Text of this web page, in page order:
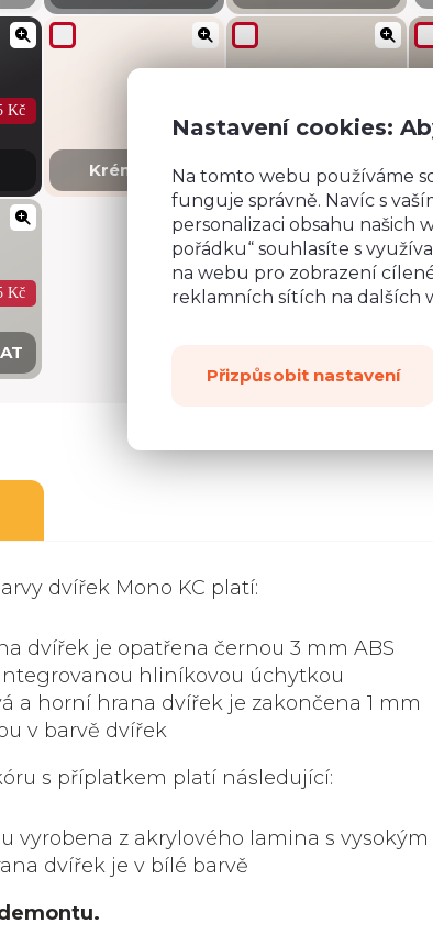
Kč
Krém MAT Kašmír MAT
Kč
dvířek Mono KC platí:
dvířek je opatřena černou 3 mm ABS
hliníkovou úchytkou
a horní hrana dvířek je zakončena 1 mm
v barvě dvířek
s příplatkem platí následující:
vyrobena z akrylového lamina s
dvířek je v bílé barvě
Nastavení cookies:
Na tomto webu používáme
funguje správně. Navíc s
personalizaci obsahu našich
pořádku“ souhlasíte s
na webu pro zobrazení
reklamních sítích na dalších
Přizpůsobit nastavení